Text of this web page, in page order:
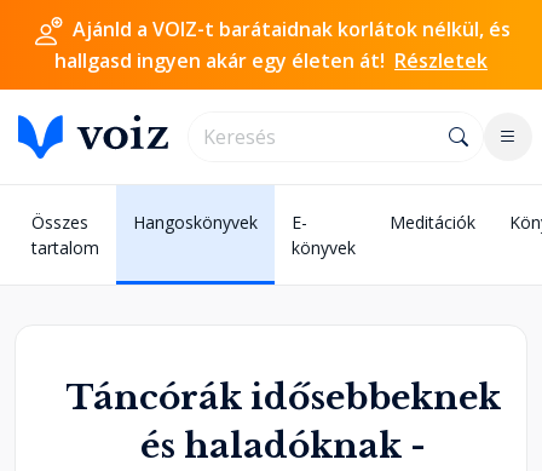
Ajánld a VOIZ-t barátaidnak korlátok nélkül, és
hallgasd ingyen akár egy életen át! Részletek
Összes
tartalom
Hangoskönyvek
E-
könyvek
Meditációk
Táncórák idősebbeknek
és haladóknak -